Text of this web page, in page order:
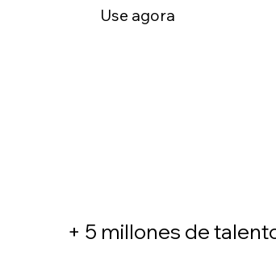
Use agora
+ 5 millones de